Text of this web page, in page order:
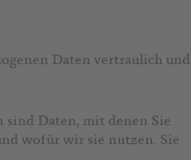
Daten vertraulich und
sind Daten, mit denen Sie
wofür wir sie nutzen. Sie